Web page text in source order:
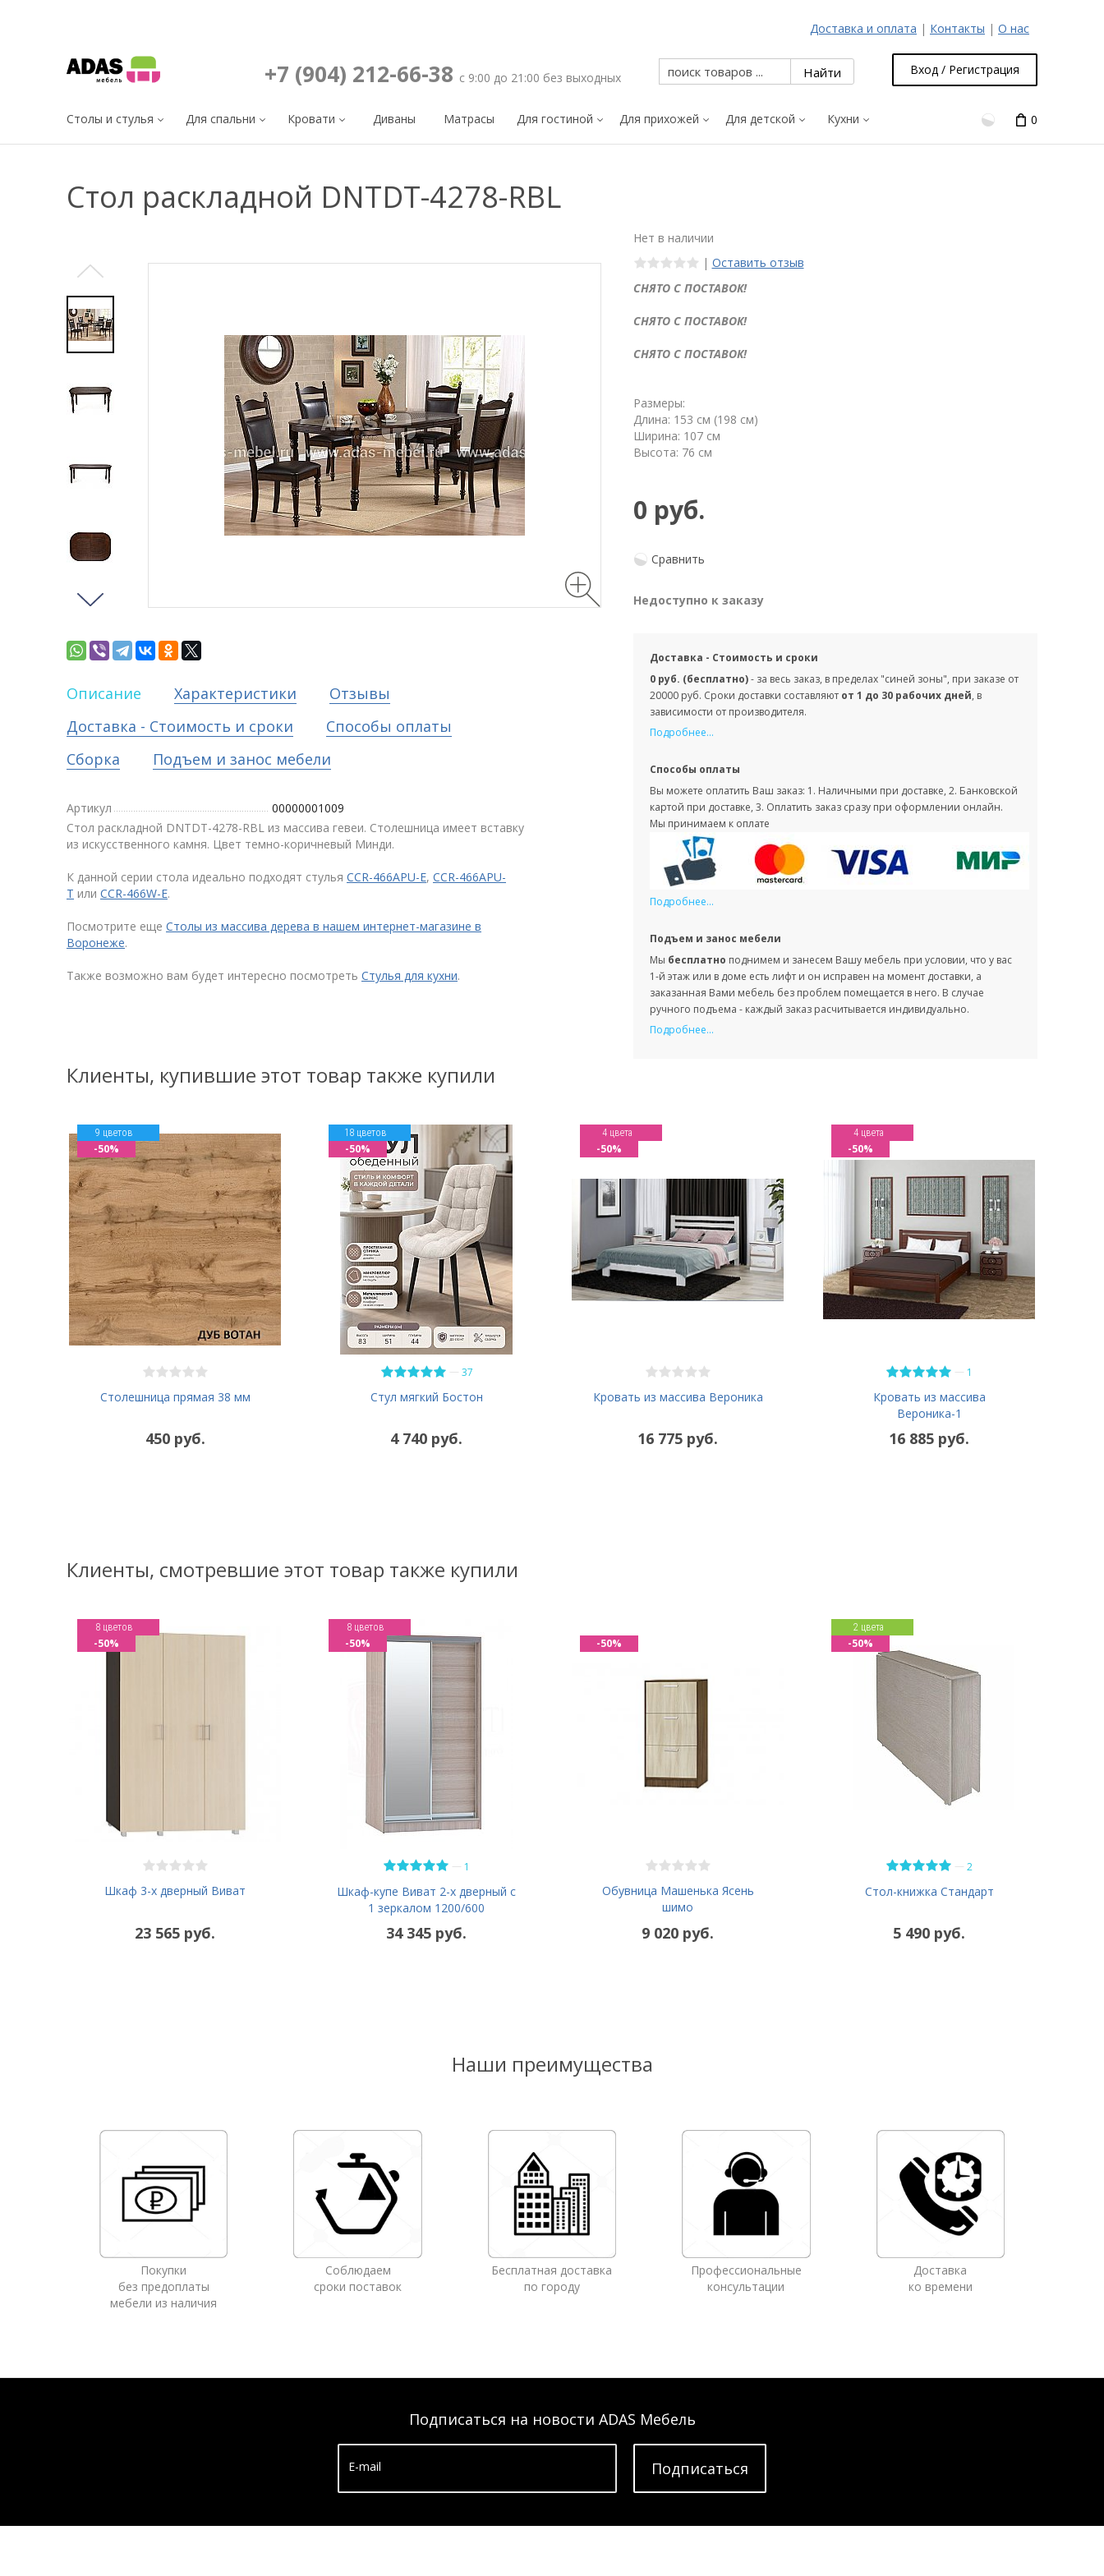
Доставка и оплата | Контакты | О нас
+7 (904) 212-66-38 с 9:00 до 21:00 без выходных
Вход / Регистрация
Столы и стулья Для спальни Кровати Диваны Матрасы Для гостиной Для прихожей Для детской Кухни 0
Стол раскладной DNTDT-4278-RBL
Нет в наличии
| Оставить отзыв
СНЯТО С ПОСТАВОК!
СНЯТО С ПОСТАВОК!
СНЯТО С ПОСТАВОК!
Размеры:
Длина: 153 см (198 см)
Ширина: 107 см
Высота: 76 см
0 руб.
Сравнить
Недоступно к заказу
Доставка - Стоимость и сроки
0 руб. (бесплатно)- за весь заказ, в пределах "синей зоны", при заказе от
20000 руб. Сроки доставки составляют от 1 до 30 рабочих дней, в
зависимости от производителя.
Подробнее...
Способы оплаты
Вы можете оплатить Ваш заказ: 1. Наличными при доставке, 2. Банковской
картой при доставке, 3. Оплатить заказ сразу при оформлении онлайн.
Мы принимаем к оплате
Подробнее...
Подъем и занос мебели
Мы бесплатно поднимем и занесем Вашу мебель при условии, что у вас
1-й этаж или в доме есть лифт и он исправен на момент доставки, а
заказанная Вами мебель без проблем помещается в него. В случае
ручного подъема - каждый заказ расчитывается индивидуально.
Подробнее...
Описание Характеристики
Отзывы
Доставка - Стоимость и сроки
Способы оплаты
Сборка
Подъем и занос мебели
Артикул
00000001009
Стол раскладной DNTDT-4278-RBL из массива гевеи. Столешница имеет вставку
из искусственного камня. Цвет темно-коричневый Минди.
К данной серии стола идеально подходят стулья CCR-466APU-E, CCR-466APU-
T или CCR-466W-E.
Посмотрите еще Столы из массива дерева в нашем интернет-магазине в
Воронеже.
Также возможно вам будет интересно посмотреть Стулья для кухни.
Клиенты, купившие этот товар также купили
Столешница прямая 38 мм
9 цветов
450 руб.
-50%
— 37
Стул мягкий Бостон
18 цветов
4 740 руб.
-50%
Кровать из массива Вероника
4 цвета
16 775 руб.
-50%
— 1
Кровать из массива
Вероника-1
4 цвета
16 885 руб.
-50%
Клиенты, смотревшие этот товар также купили
Шкаф 3-х дверный Виват
8 цветов
23 565 руб.
-50%
— 1
Шкаф-купе Виват 2-х дверный с
1 зеркалом 1200/600
8 цветов
34 345 руб.
-50%
Обувница Машенька Ясень
шимо
9 020 руб.
-50%
— 2
Стол-книжка Стандарт
2 цвета
5 490 руб.
-50%
Наши преимущества
Покупки
без предоплаты
мебели из наличия
Соблюдаем
сроки поставок
Бесплатная доставка
по городу
Профессиональные
консультации
Доставка
ко времени
Подписаться на новости ADAS Мебель
E-mail Подписатьcя